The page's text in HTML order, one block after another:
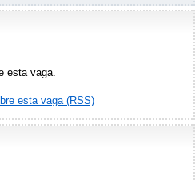
esta vaga.
esta vaga (RSS)